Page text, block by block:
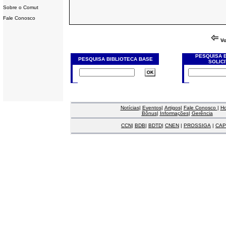
Sobre o Comut
Fale Conosco
PESQUISA BIBLIOTECA BASE
PESQUISA
Notícias| Eventos| Artigos| Fale Conosco |
Bônus| Informações| Gerência
CCN| BDB| BDTD| CNEN | PROSSIGA |